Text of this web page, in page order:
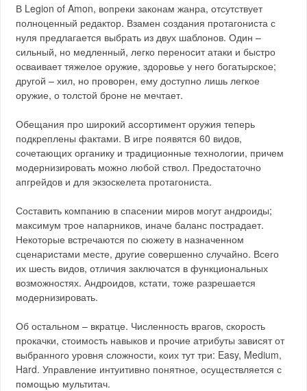
В Legion of Amon, вопреки законам жанра, отсутствует
полноценный редактор. Взамен создания протагониста с
нуля предлагается выбрать из двух шаблонов. Один –
сильный, но медленный, легко переносит атаки и быстро
осваивает тяжелое оружие, здоровье у него богатырское;
другой – хил, но проворен, ему доступно лишь легкое
оружие, о толстой броне не мечтает.
Обещания про широкий ассортимент оружия теперь
подкреплены фактами. В игре появятся 60 видов,
сочетающих органику и традиционные технологии, причем
модернизировать можно любой ствол. Предостаточно
апгрейдов и для экзоскелета протагониста.
Составить компанию в спасении миров могут андроиды;
максимум трое напарников, иначе баланс пострадает.
Некоторые встречаются по сюжету в назначенном
сценаристами месте, другие совершенно случайно. Всего
их шесть видов, отличия заключатся в функциональных
возможностях. Андроидов, кстати, тоже разрешается
модернизировать.
Об остальном – вкратце. Численность врагов, скорость
прокачки, стоимость навыков и прочие атрибуты зависят от
выбранного уровня сложности, коих тут три: Easy, Medium,
Hard. Управление интуитивно понятное, осуществляется с
помощью мультитач.